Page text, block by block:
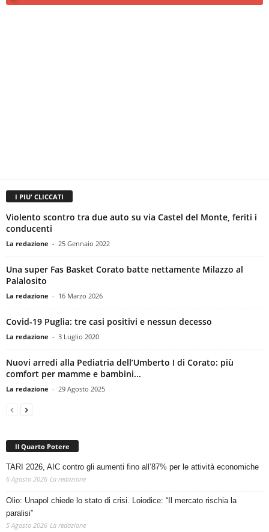
I PIU' CLICCATI
Violento scontro tra due auto su via Castel del Monte, feriti i
conducenti
La redazione - 25 Gennaio 2022
Una super Fas Basket Corato batte nettamente Milazzo al
Palalosito
La redazione - 16 Marzo 2026
Covid-19 Puglia: tre casi positivi e nessun decesso
La redazione - 3 Luglio 2020
Nuovi arredi alla Pediatria dell’Umberto I di Corato: più
comfort per mamme e bambini...
La redazione - 29 Agosto 2025
Il Quarto Potere
TARI 2026, AIC contro gli aumenti fino all’87% per le attività economiche
6 Agosto 2026 La redazione
Olio: Unapol chiede lo stato di crisi. Loiodice: “Il mercato rischia la
paralisi”
5 Agosto 2026 La redazione